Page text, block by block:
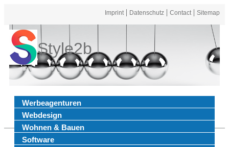
Imprint Datenschutz Contact Sitemap
Style2b
Werbeagenturen
Webdesign
Wohnen & Bauen
Software